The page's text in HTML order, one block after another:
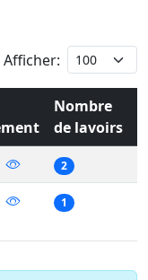
Afficher:
Nombre
de lavoirs
2
1